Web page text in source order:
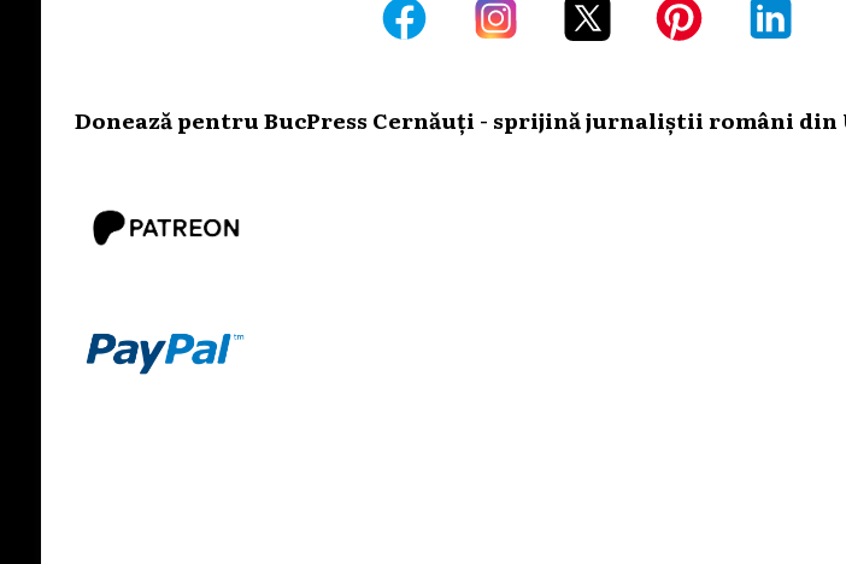
Donează pentru BucPress Cernăuți - sprijină jurnaliștii români din